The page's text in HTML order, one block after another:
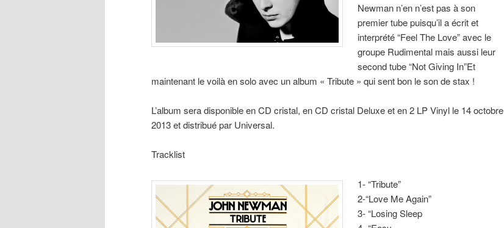
Newman n’en n’est pas à son
premier tube puisqu’il a écrit et
interprété “Feel The Love” avec le
groupe Rudimental mais aussi leur
second tube “Not Giving In”Et
maintenant le voilà en solo avec un album « Tribute » qui sent bon le son de stax !
L’album sera disponible en CD cristal, en CD cristal Deluxe et en 2 LP Vinyl le 14 octobre
2013 et distribué par Universal.
Tracklist
1- “Tribute”
2-“Love Me Again”
3- “Losing Sleep